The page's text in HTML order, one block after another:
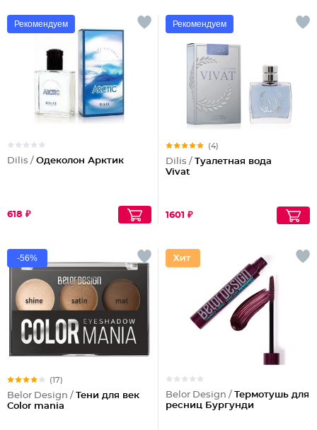
Рекомендуем
Dilis / Одеколон Арктик
618 ₽
Рекомендуем
(4)
Dilis / Туалетная вода
Vivat
1601 ₽
-56%
(17)
Belor Design / Тени для век
Color mania
Belor Design / Термотушь для
ресниц Бургунди